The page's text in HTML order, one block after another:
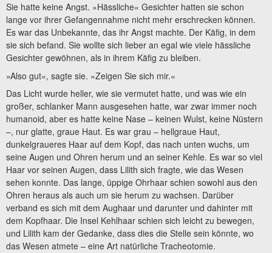
Sie hatte keine Angst. »Hässliche« Gesichter hatten sie schon
lange vor ihrer Gefangennahme nicht mehr erschrecken können.
Es war das Unbekannte, das ihr Angst machte. Der Käfig, in dem
sie sich befand. Sie wollte sich lieber an egal wie viele hässliche
Gesichter gewöhnen, als in ihrem Käfig zu bleiben.
»Also gut«, sagte sie. »Zeigen Sie sich mir.«
Das Licht wurde heller, wie sie vermutet hatte, und was wie ein
großer, schlanker Mann ausgesehen hatte, war zwar immer noch
humanoid, aber es hatte keine Nase – keinen Wulst, keine Nüstern
–, nur glatte, graue Haut. Es war grau – hellgraue Haut,
dunkelgraueres Haar auf dem Kopf, das nach unten wuchs, um
seine Augen und Ohren herum und an seiner Kehle. Es war so viel
Haar vor seinen Augen, dass Lilith sich fragte, wie das Wesen
sehen konnte. Das lange, üppige Ohrhaar schien sowohl aus den
Ohren heraus als auch um sie herum zu wachsen. Darüber
verband es sich mit dem Aughaar und darunter und dahinter mit
dem Kopfhaar. Die Insel Kehlhaar schien sich leicht zu bewegen,
und Lilith kam der Gedanke, dass dies die Stelle sein könnte, wo
das Wesen atmete – eine Art natürliche Tracheotomie.